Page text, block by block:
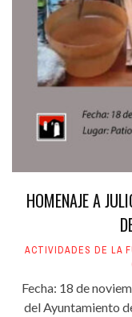
HOMENAJE A
ACTIVIDADES DE LA
Fecha: 18 de
del Ayuntamiento